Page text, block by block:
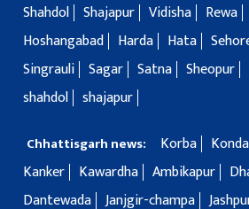
Shahdol Shajapur Vidisha Rewa
Hoshangabad
Harda Hata
Singrauli Sagar Satna Sheopur
shahdol shajapur
Chhattisgarh news: Korba
Kanker
Kawardha Ambikapur
Dantewada Janjgir-champa